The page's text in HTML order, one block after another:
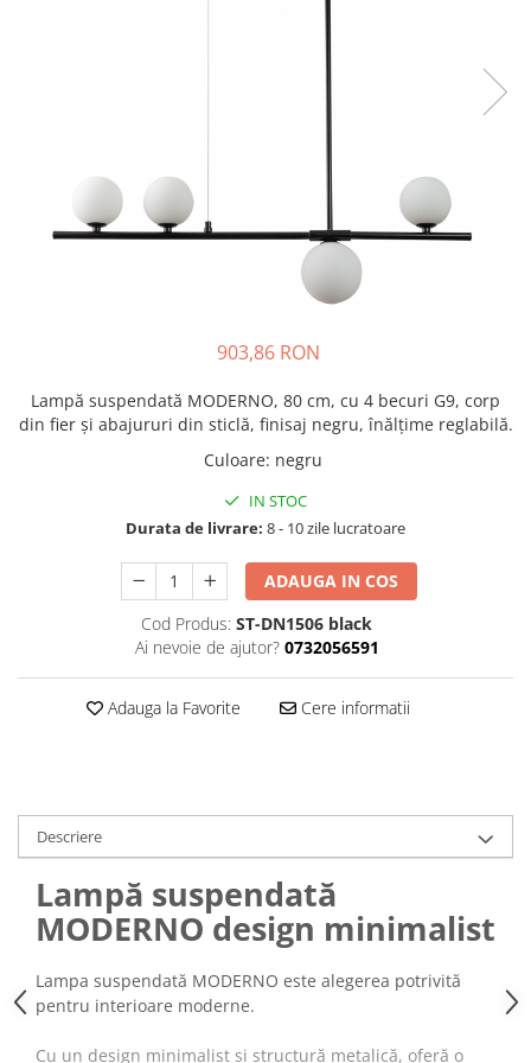
903,86 RON
Lampă suspendată MODERNO, 80 cm, cu 4 becuri G9, corp
din fier și abajururi din sticlă, finisaj negru, înălțime reglabilă.
Culoare: negru
IN STOC
Durata de livrare: 8 - 10 zile lucratoare
ADAUGA IN COS
Cod Produs: ST-DN1506 black
Ai nevoie de ajutor? 0732056591
Adauga la Favorite Cere informatii
Descriere
Lampă suspendată
MODERNO design minimalist
Lampa suspendată MODERNO este alegerea potrivită
pentru interioare moderne.
Cu un design minimalist și structură metalică, oferă o